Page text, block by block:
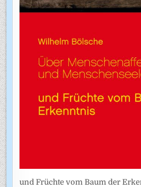
und Früchte vom Baum der